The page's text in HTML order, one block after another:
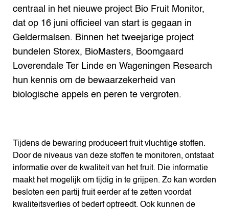
centraal in het nieuwe project Bio Fruit Monitor,
dat op 16 juni officieel van start is gegaan in
Geldermalsen. Binnen het tweejarige project
bundelen Storex, BioMasters, Boomgaard
Loverendale Ter Linde en Wageningen Research
hun kennis om de bewaarzekerheid van
biologische appels en peren te vergroten.
Tijdens de bewaring produceert fruit vluchtige stoffen.
Door de niveaus van deze stoffen te monitoren, ontstaat
informatie over de kwaliteit van het fruit. Die informatie
maakt het mogelijk om tijdig in te grijpen. Zo kan worden
besloten een partij fruit eerder af te zetten voordat
kwaliteitsverlies of bederf optreedt. Ook kunnen de